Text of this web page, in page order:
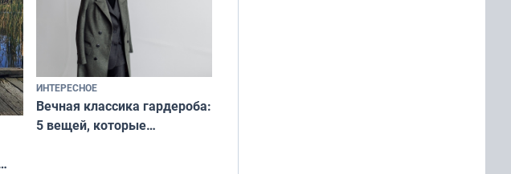
ИНТЕРЕСНОЕ
Вечная классика гардероба:
5 вещей, которые